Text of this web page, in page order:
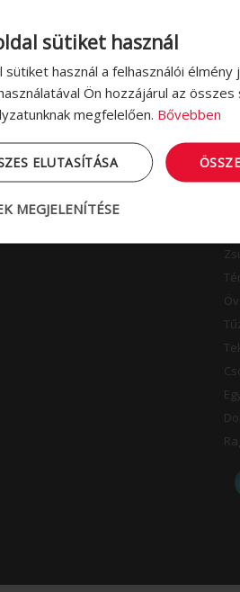
sütiket használ
sütiket használ a felhasználói élmény
Ön hozzájárul az
megfelelően. Bővebben
ELUTASÍTÁSA
MEGJELENÍTÉSE